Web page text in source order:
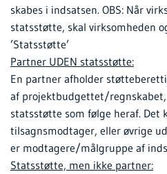
skabes i indsatsen. OBS: Når
statsstøtte, skal virksomheden
’Statsstøtte’
Partner UDEN statsstøtte:
En partner afholder
af projektbudgettet/
statsstøtte som følge heraf. Det
tilsagnsmodtager, eller øvrige
er modtagere/målgruppe af
Statsstøtte, men ikke partner: